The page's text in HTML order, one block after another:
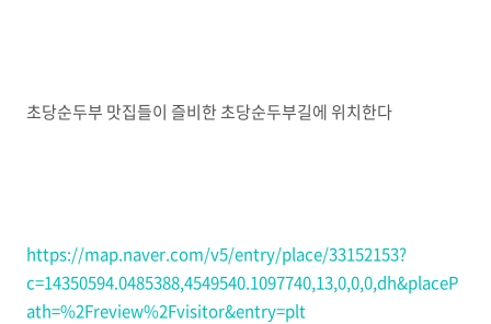
초당순두부 맛집들이 즐비한 초당순두부길에 위치한다
https://map.naver.com/v5/entry/place/33152153?
c=14350594.0485388,4549540.1097740,13,0,0,0,dh&placeP
ath=%2Freview%2Fvisitor&entry=plt